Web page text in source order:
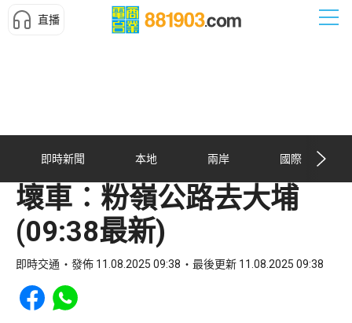
直播
即時新聞 本地 兩岸 國際
壞車︰粉嶺公路去大埔
(09:38最新)
即時交通 發佈 11.08.2025 09:38 最後更新 11.08.2025 09:38
Share to Facebook
Share to WhatsApp